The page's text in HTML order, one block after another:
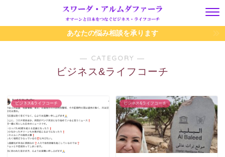
あなたの悩み相談を承ります
― CATEGORY ―
ビジネス&ライフコーチ
ビジネス&ライフコーチ ビジネス&ライフコーチ